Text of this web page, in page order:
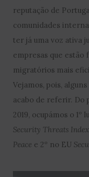
reputação de
comunidades
ter já uma voz ativa
empresas que estão
migratórios mais
Vejamos, pois,
acabo de referir. Do
2019, ocupámos o
Security Threats Index
Peace e 2º no EU